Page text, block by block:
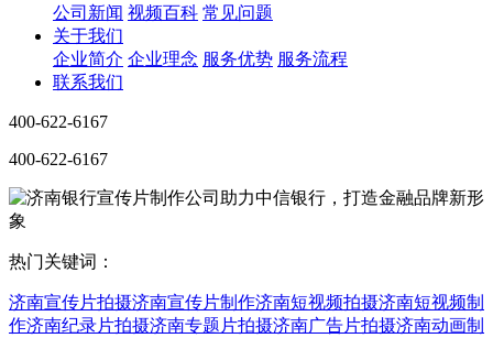
公司新闻 视频百科 常见问题
关于我们
企业简介 企业理念 服务优势 服务流程
联系我们
400-622-6167
400-622-6167
热门关键词：
济南宣传片拍摄济南宣传片制作济南短视频拍摄济南短视频制
作济南纪录片拍摄济南专题片拍摄济南广告片拍摄济南动画制